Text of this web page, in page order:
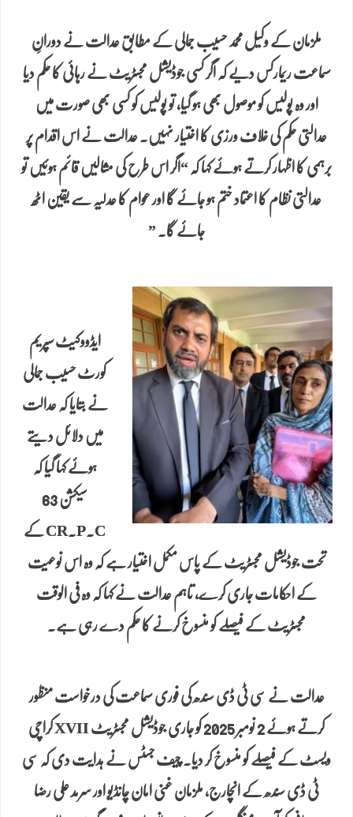
ملزمان کے وکیل محمد حسیب جمالی کے مطابق عدالت نے دورانِ
سماعت ریمارکس دیے کہ اگر کسی جوڈیشل مجسٹریٹ نے رہائی کا حکم دیا
اور وہ پولیس کو موصول بھی ہو گیا، تو پولیس کو کسی بھی صورت میں
عدالتی حکم کی خلاف ورزی کا اختیار نہیں. عدالت نے اس اقدام پر
برہمی کا اظہار کرتے ہوئے کہا کہ “اگر اس طرح کی مثالیں قائم ہوئیں تو
عدالتی نظام کا اعتماد ختم ہو جائے گا اور عوام کا عدلیہ سے یقین اٹھ
جائے گا. ”
ایڈووکیٹ سپریم
کورٹ حسیب جمالی
نے بتایا کہ عدالت
میں دلائل دیتے
ہوئے کہا گیا کہ
سیکشن 63
CR.P.C کے
تحت جوڈیشل مجسٹریٹ کے پاس مکمل اختیار ہے کہ وہ اس نوعیت
کے احکامات جاری کرے، تاہم عدالت نے کہا کہ وہ فی الوقت
مجسٹریٹ کے فیصلے کو منسوخ کرنے کا حکم دے رہی ہے.
عدالت نے سی ٹی ڈی سندھ کی فوری سماعت کی درخواست منظور
کرتے ہوئے 2 نومبر 2025 کو جاری جوڈیشل مجسٹریٹ XVII کراچی
ویسٹ کے فیصلے کو منسوخ کر دیا. چیف جسٹس نے ہدایت دی کہ سی
ٹی ڈی سندھ کے انچارج، ملزمان غنی امان چانڈیو اور سرمد علی رضا